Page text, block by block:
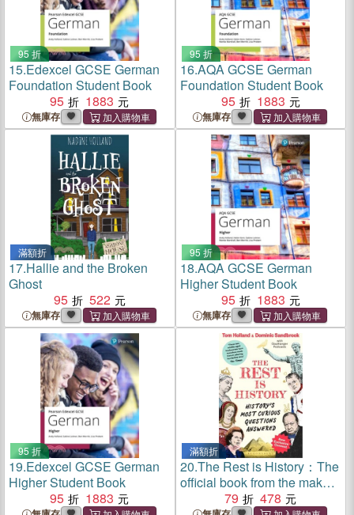
95 折
15.Edexcel GCSE German
Foundation Student Book
95
1883
無庫存
95 折
16.AQA GCSE German
Foundation Student Book
95
1883
無庫存
滿額折
17.Hallie and the Broken
Ghost
95
522
無庫存
95 折
18.AQA GCSE German
Higher Student Book
95
1883
無庫存
95 折
19.Edexcel GCSE German
Higher Student Book
95
1883
滿額折
20.The Rest is History：The
official book from the makers
of the hit podcast
79 478